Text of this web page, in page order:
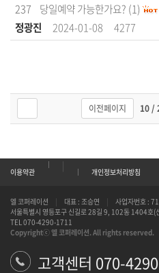
237
당일예약 가능한가요? (1)
정광진
2024-01-08 4277
이전페이지 10 /
이용약관
|
개인정보처리방침
엘 코퍼레이션 | 대표 : 조승연 |
사업자번호 :
서울특별시 영등포구 신길로 28길 9, 102동 1404호(
TEL 070-4290-1711
Copyrightⓒ 엘 코퍼레이션. All rights reserved.
고객센터 070-